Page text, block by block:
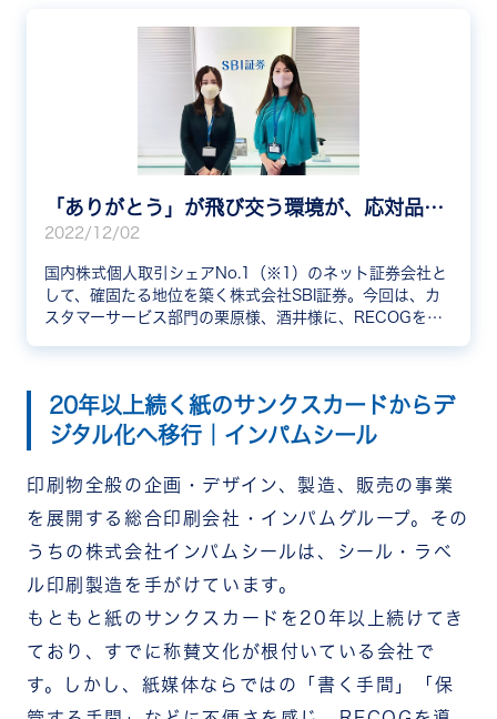
「ありがとう」が飛び交う環境が、応対品質や離職率によい影響を与える
2022/12/02
国内株式個人取引シェアNo.1（※1）のネット証券会社と
して、確固たる地位を築く株式会社SBI証券。今回は、カ
スタマーサービス部門の栗原様、酒井様に、RECOGを導
20年以上続く紙のサンクスカードからデ
ジタル化へ移行｜インパムシール
印刷物全般の企画・デザイン、製造、販売の事業
を展開する総合印刷会社・インパムグループ。その
うちの株式会社インパムシールは、シール・ラベ
ル印刷製造を手がけています。
もともと紙のサンクスカードを20年以上続けてき
ており、すでに称賛文化が根付いている会社で
す。しかし、紙媒体ならではの「書く手間」「保